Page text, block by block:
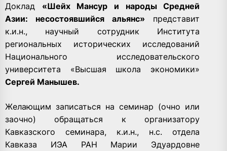
Доклад «Шейх Мансур и народы Средней
Азии: несостоявшийся альянс» представит
к.и.н., научный сотрудник Института
региональных исторических исследований
Национального исследовательского
университета «Высшая школа экономики»
Сергей Манышев.
Желающим записаться на семинар (очно или
заочно) обращаться к организатору
Кавказского семинара, к.и.н., н.с. отдела
Кавказа ИЭА РАН Марии Эдуардовне